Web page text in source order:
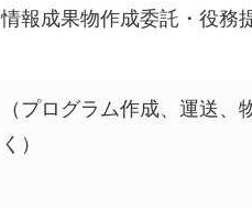
情報成果物作成委託・役務
（プログラム作成、運送
く）